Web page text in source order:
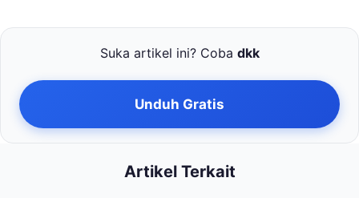
Suka artikel ini? Coba dkk
Unduh Gratis
Artikel Terkait